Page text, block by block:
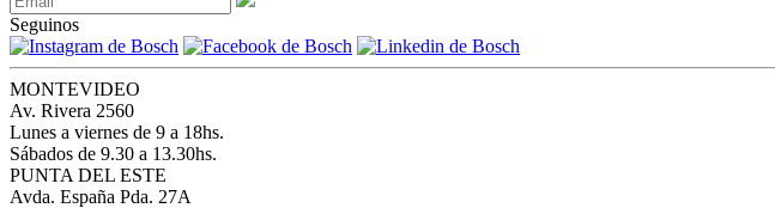
Seguinos
MONTEVIDEO
Av. Rivera 2560
Lunes a viernes de 9 a 18hs.
Sábados de 9.30 a 13.30hs.
PUNTA DEL ESTE
Avda. España Pda. 27A